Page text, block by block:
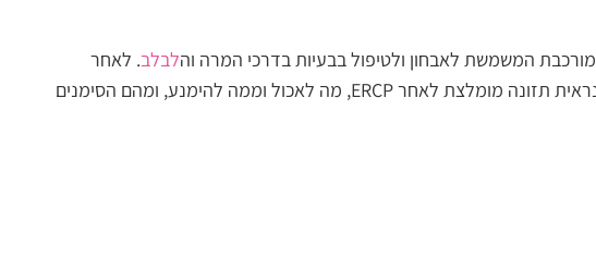
לבלב. לאחר
ביצוע הבדיקה, חשוב להקפיד על שגרת החלמה נכונה – והתזונה היא חלק משמעותי ממנה. במאמר זה נפרט כיצד נראית תזונה מומלצת לאחר ERCP, מה לאכול וממה להימנע, ומהם הסימנים